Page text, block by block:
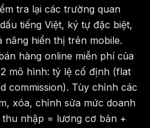
tra lại các trường quan
tiếng Việt, ký tự đặc biệt,
hiển thị trên mobile.
hàng online miễn phí của
mô hình: tỷ lệ cố định (flat
commission). Tùy chỉnh các
xóa, chỉnh sửa mức doanh
nhập = lương cơ bản +